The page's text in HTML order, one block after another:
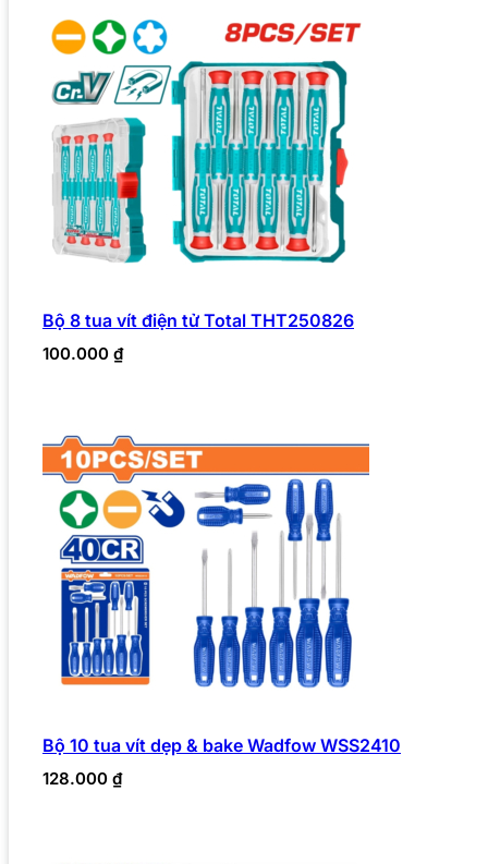
Bộ 8 tua vít điện tử Total THT250826
100.000 ₫
Bộ 10 tua vít dẹp & bake Wadfow WSS2410
128.000 ₫